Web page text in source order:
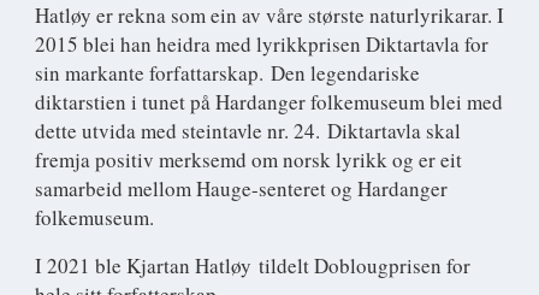
Hatløy er rekna som ein av våre største naturlyrikarar. I
2015 blei han heidra med lyrikkprisen Diktartavla for
sin markante forfattarskap. Den legendariske
diktarstien i tunet på Hardanger folkemuseum blei med
dette utvida med steintavle nr. 24. Diktartavla skal
fremja positiv merksemd om norsk lyrikk og er eit
samarbeid mellom Hauge-senteret og Hardanger
folkemuseum.
I 2021 ble Kjartan Hatløy tildelt Doblougprisen for